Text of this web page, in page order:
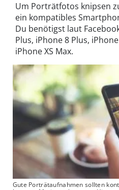
Um Porträtfotos knipsen
ein kompatibles
Du benötigst laut
Plus, iPhone 8 Plus,
iPhone XS Max.
Gute Porträtaufnahmen sollten